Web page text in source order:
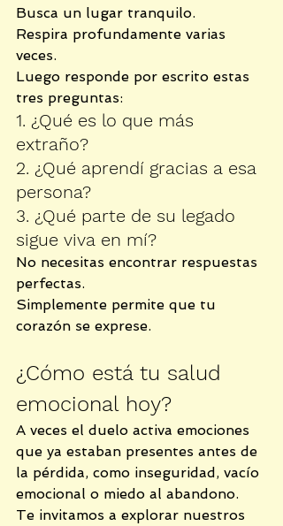
Busca un lugar tranquilo.
Respira profundamente varias
veces.
Luego responde por escrito estas
tres preguntas:
1. ¿Qué es lo que más
extraño?
2. ¿Qué aprendí gracias a esa
persona?
3. ¿Qué parte de su legado
sigue viva en mí?
No necesitas encontrar respuestas
perfectas.
Simplemente permite que tu
corazón se exprese.
¿Cómo está tu salud
emocional hoy?
A veces el duelo activa emociones
que ya estaban presentes antes de
la pérdida, como inseguridad, vacío
emocional o miedo al abandono.
Te invitamos a explorar nuestros